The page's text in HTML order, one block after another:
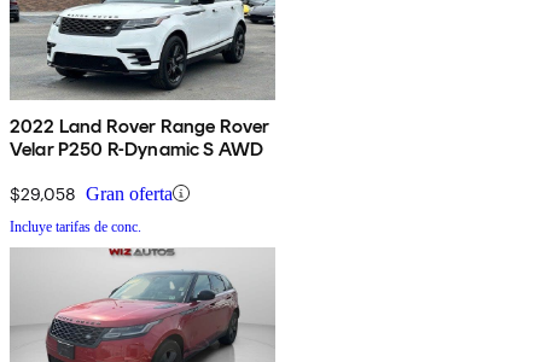
2022 Land Rover Range Rover
Velar P250 R-Dynamic S AWD
$29,058 Gran oferta
Incluye tarifas de conc.